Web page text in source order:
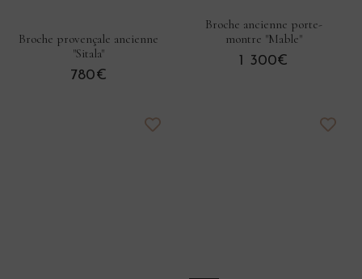
Broche provençale ancienne
"Sitala"
780€
Broche ancienne porte-
montre "Mable"
1 300€